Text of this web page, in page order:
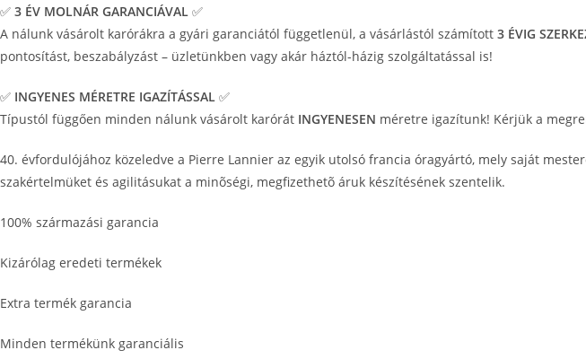
✅ 3 ÉV MOLNÁR GARANCIÁVAL ✅
A nálunk vásárolt karórákra a gyári garanciától függetlenül, a vásárlástól számított 3 ÉVIG
pontosítást, beszabályzást – üzletünkben vagy akár háztól-házig szolgáltatással is!
✅ INGYENES MÉRETRE IGAZÍTÁSSAL ✅
Típustól függően minden nálunk vásárolt karórát INGYENESEN méretre igazítunk! Kérjük a
40. évfordulójához közeledve a Pierre Lannier az egyik utolsó francia óragyártó, mely saját
szakértelmüket és agilitásukat a minõségi, megfizethetõ áruk készítésének szentelik.
100% származási garancia
Kizárólag eredeti termékek
Extra termék garancia
Minden termékünk garanciális